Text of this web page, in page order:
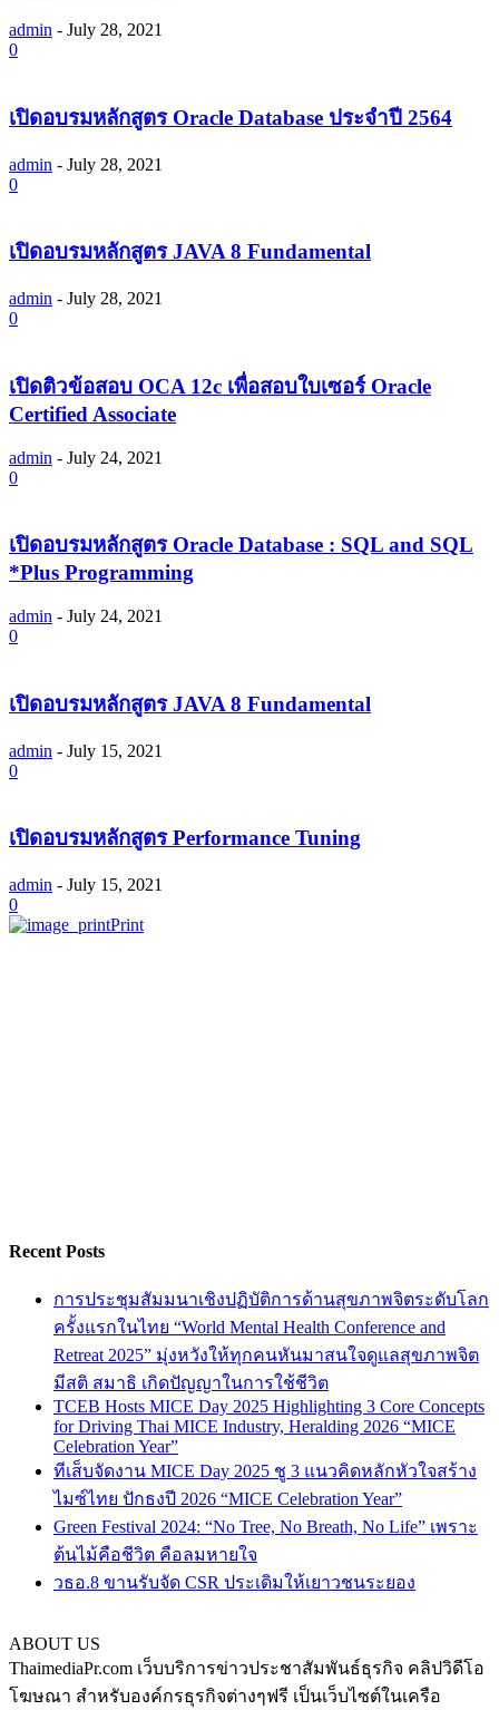
admin - July 28, 2021
0
เปิดอบรมหลักสูตร Oracle Database ประจำปี 2564
admin - July 28, 2021
0
เปิดอบรมหลักสูตร JAVA 8 Fundamental
admin - July 28, 2021
0
เปิดติวข้อสอบ OCA 12c เพื่อสอบใบเซอร์ Oracle
Certified Associate
admin - July 24, 2021
0
เปิดอบรมหลักสูตร Oracle Database : SQL and SQL
*Plus Programming
admin - July 24, 2021
0
เปิดอบรมหลักสูตร JAVA 8 Fundamental
admin - July 15, 2021
0
เปิดอบรมหลักสูตร Performance Tuning
admin - July 15, 2021
0
Print
Recent Posts
การประชุมสัมมนาเชิงปฏิบัติการด้านสุขภาพจิตระดับโลก
ครั้งแรกในไทย “World Mental Health Conference and
Retreat 2025” มุ่งหวังให้ทุกคนหันมาสนใจดูแลสุขภาพจิต
มีสติ สมาธิ เกิดปัญญาในการใช้ชีวิต
TCEB Hosts MICE Day 2025 Highlighting 3 Core Concepts
for Driving Thai MICE Industry, Heralding 2026 “MICE
Celebration Year”
ทีเส็บจัดงาน MICE Day 2025 ชู 3 แนวคิดหลักหัวใจสร้าง
ไมซ์ไทย ปักธงปี 2026 “MICE Celebration Year”
Green Festival 2024: “No Tree, No Breath, No Life” เพราะ
ต้นไม้คือชีวิต คือลมหายใจ
วธอ.8 ขานรับจัด CSR ประเดิมให้เยาวชนระยอง
ABOUT US
ThaimediaPr.com เว็บบริการข่าวประชาสัมพันธ์ธุรกิจ คลิปวิดีโอ
โฆษณา สำหรับองค์กรธุรกิจต่างๆฟรี เป็นเว็บไซต์ในเครือ